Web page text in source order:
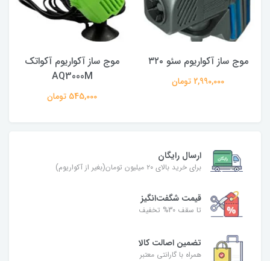
موج ساز آکواریوم سئو ۳۲۰
2,990,000 تومان
موج ساز آکواریوم آکواتک
AQ3000M
545,000 تومان
ارسال رایگان
برای خرید بالای ۲۰ میلیون تومان(بغیر از آکواریوم)
قیمت شگفت‌انگیز
تا سقف 30% تخفیف
تضمین اصالت کالا
همراه با گارانتی معتبر